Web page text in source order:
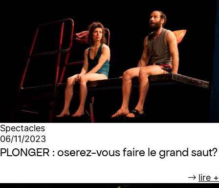
Spectacles
06/11/2023
PLONGER : oserez-vous faire le grand saut?
lire +